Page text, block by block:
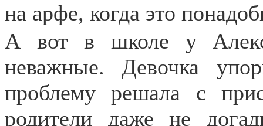
на арфе, когда это
А вот в школе у
неважные. Девочка
проблему решала с
родители даже не